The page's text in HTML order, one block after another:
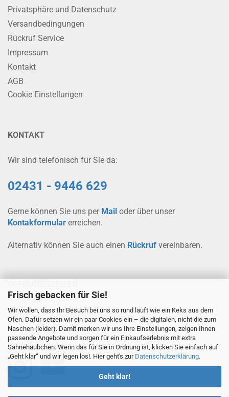
Frisch gebacken für Sie!
Wir wollen, dass Ihr Besuch bei uns so rund läuft wie ein Keks aus dem
Ofen. Dafür setzen wir ein paar Cookies ein – die digitalen, nicht die zum
Naschen (leider). Damit merken wir uns Ihre Einstellungen, zeigen Ihnen
passende Angebote und sorgen für ein Einkaufserlebnis mit extra
Sahnehäubchen. Wenn das für Sie in Ordnung ist, klicken Sie einfach auf
„Geht klar“ und wir legen los!. Hier geht's zur Datenschutzerklärung.
Geht klar!
Privatsphäre und Datenschutz
Versandbedingungen
Rückruf Service
Impressum
Kontakt
AGB
Cookie Einstellungen
KONTAKT
Wir sind telefonisch für Sie da:
02431 - 9446 629
Gerne können Sie uns per Mail oder über unser
Kontakformular erreichen.
Alternativ können Sie auch einen Rückruf vereinbaren.
Montag bis Freitag
08.00 Uhr bis 12.00 Uhr
und
13.00 Uhr bis 17.00 Uhr
SOCIAL-MEDIA